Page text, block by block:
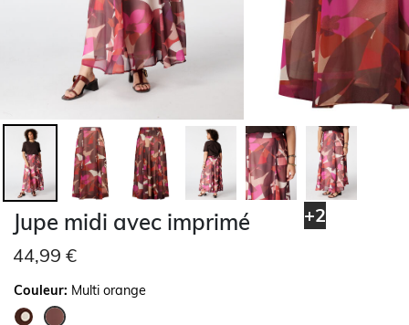
+2
Jupe midi avec imprimé
44,99 €
Couleur: Multi orange